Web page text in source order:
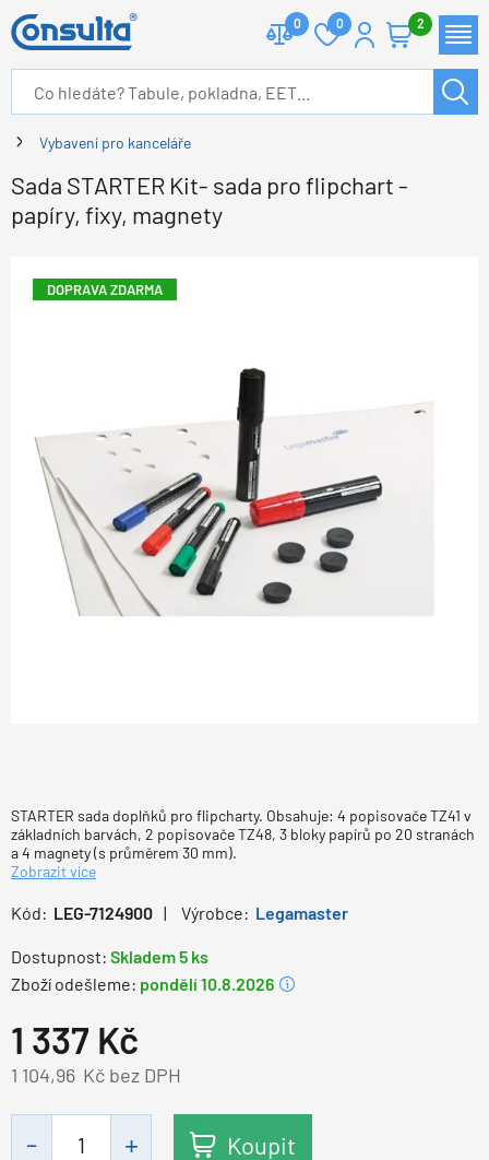
0 0 2
Vybavení pro kanceláře
Sada STARTER Kit- sada pro flipchart -
papíry, fixy, magnety
DOPRAVA ZDARMA
STARTER sada doplňků pro flipcharty. Obsahuje: 4 popisovače TZ41 v
základních barvách, 2 popisovače TZ48, 3 bloky papírů po 20 stranách
a 4 magnety (s průměrem 30 mm).
Zobrazit více
Kód: LEG-7124900 Výrobce: Legamaster
Dostupnost: Skladem 5 ks
Zboží odešleme: pondělí 10.8.2026
1 337 Kč
Kč bez DPH
1 104,96
Koupit